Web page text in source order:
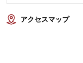
アクセスマップ